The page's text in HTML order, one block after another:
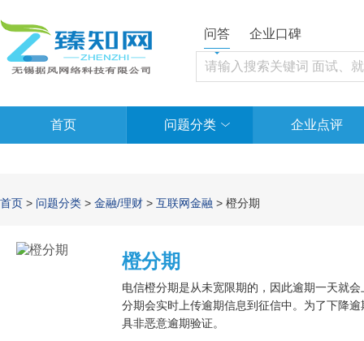
问答 企业口碑
首页 问题分类 企业点评
首页 > 问题分类 > 金融/理财 > 互联网金融 > 橙分期
橙分期
电信橙分期是从未宽限期的，因此逾期一天就
分期会实时上传逾期信息到征信中。为了下降
具非恶意逾期验证。